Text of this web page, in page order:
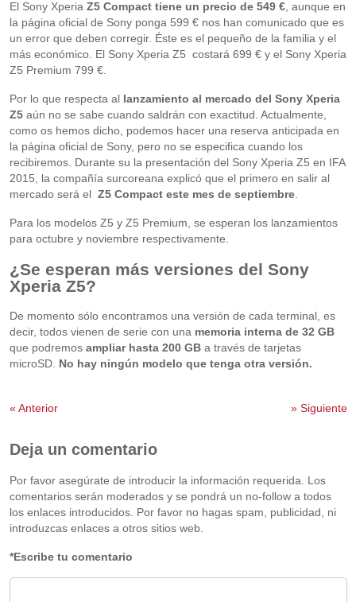
El Sony Xperia Z5 Compact tiene un precio de 549 €, aunque en
la página oficial de Sony ponga 599 € nos han comunicado que es
un error que deben corregir. Éste es el pequeño de la familia y el
más económico. El Sony Xperia Z5 costará 699 € y el Sony Xperia
Z5 Premium 799 €.
Por lo que respecta al lanzamiento al mercado del Sony Xperia
Z5aún no se sabe cuando saldrán con exactitud. Actualmente,
como os hemos dicho, podemos hacer una reserva anticipada en
la página oficial de Sony, pero no se especifica cuando los
recibiremos. Durante su la presentación del Sony Xperia Z5 en IFA
2015, la compañía surcoreana explicó que el primero en salir al
mercado será el Z5 Compact este mes de septiembre.
Para los modelos Z5 y Z5 Premium, se esperan los lanzamientos
para octubre y noviembre respectivamente.
¿Se esperan más versiones del Sony
Xperia Z5?
De momento sólo encontramos una versión de cada terminal, es
decir, todos vienen de serie con una memoria interna de 32 GB
que podremosampliar hasta 200 GBa través de tarjetas
microSD. No hay ningún modelo que tenga otra versión.
« Anterior »Siguiente
Deja un comentario
Por favor asegúrate de introducir la información requerida. Los
comentarios serán moderados y se pondrá un no-follow a todos
los enlaces introducidos. Por favor no hagas spam, publicidad, ni
introduzcas enlaces a otros sitios web.
*Escribe tu comentario